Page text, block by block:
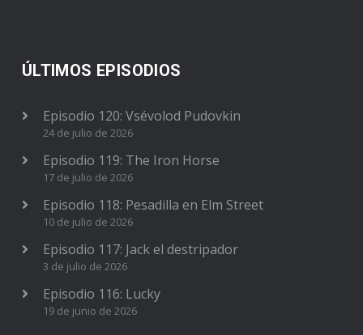
ÚLTIMOS EPISODIOS
Episodio 120: Vsévolod Pudovkin
24 de julio de 2026
Episodio 119: The Iron Horse
17 de julio de 2026
Episodio 118: Pesadilla en Elm Street
10 de julio de 2026
Episodio 117: Jack el destripador
3 de julio de 2026
Episodio 116: Lucky
19 de junio de 2026